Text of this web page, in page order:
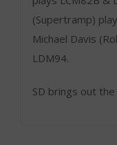
(Supertramp)
Michael Davis
LDM94.
SD brings out